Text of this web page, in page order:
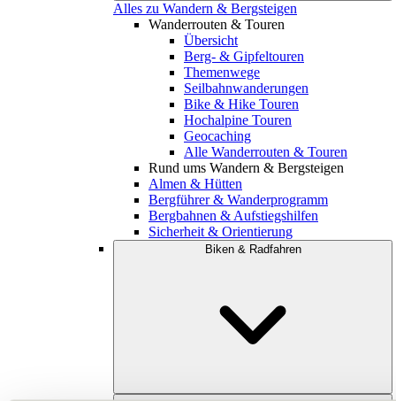
Alles zu Wandern & Bergsteigen
Wanderrouten & Touren
Übersicht
Berg- & Gipfeltouren
Themenwege
Seilbahnwanderungen
Bike & Hike Touren
Hochalpine Touren
Geocaching
Alle Wanderrouten & Touren
Rund ums Wandern & Bergsteigen
Almen & Hütten
Bergführer & Wanderprogramm
Bergbahnen & Aufstiegshilfen
Sicherheit & Orientierung
Biken & Radfahren